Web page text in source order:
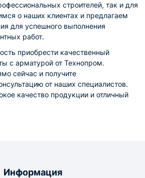
строителей, так и для
о наших клиентах и предлагаем
для успешного выполнения
работ.
приобрести качественный
с арматурой от Технопром.
сейчас и получите
от наших специалистов.
качество продукции и отличный
Информация